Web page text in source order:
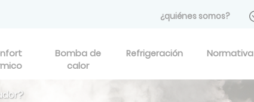
¿quiénes somos?
Bomba de
calor
Refrigeración Normativa